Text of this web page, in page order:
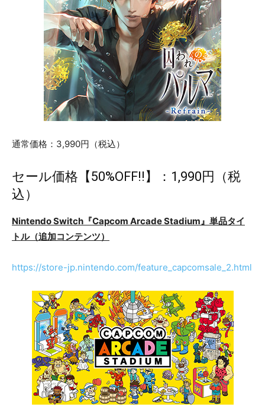
通常価格：3,990円（税込）
セール価格【50%OFF!!】：1,990円（税
込）
Nintendo Switch『Capcom Arcade Stadium』単品タイ
トル（追加コンテンツ）
https://store-jp.nintendo.com/feature_capcomsale_2.html